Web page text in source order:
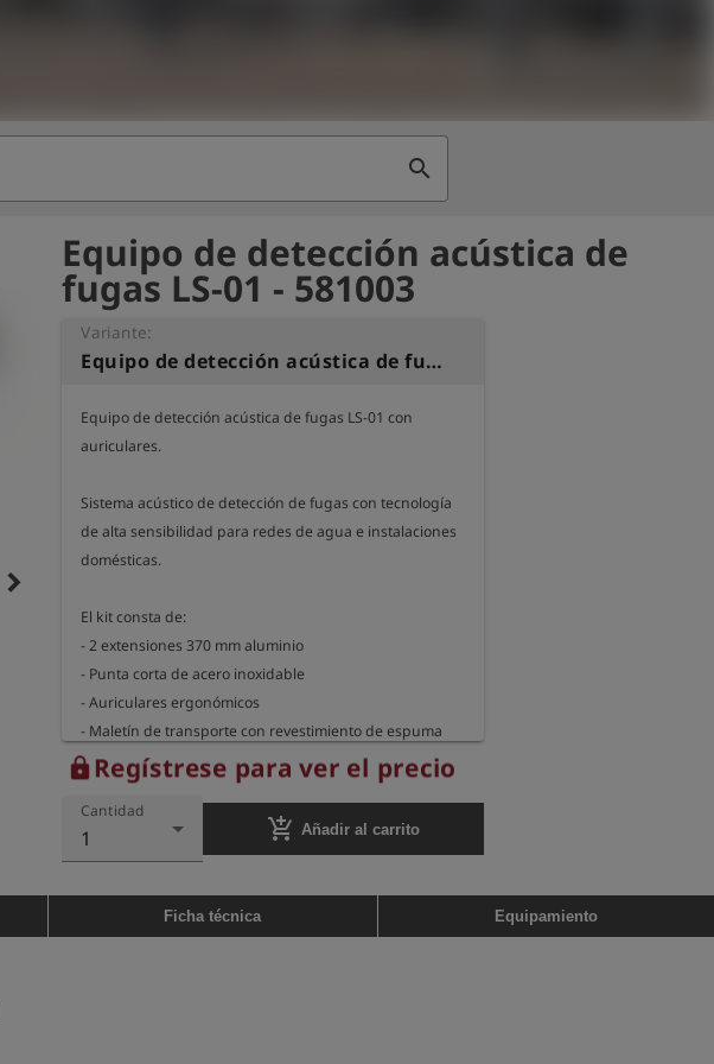
search
keyboard_arrow_right
Equipo de detección acústica de
fugas LS-01 - 581003
Variante:
Equipo de detección acústica de fugas LS-01 con auriculares
Equipo de detección acústica de fugas LS-01 con
auriculares.
Sistema acústico de detección de fugas con tecnología
de alta sensibilidad para redes de agua e instalaciones
domésticas.
El kit consta de:
- 2 extensiones 370 mm aluminio
- Punta corta de acero inoxidable
- Auriculares ergonómicos
- Maletín de transporte con revestimiento de espuma
lockRegístrese para ver el precio
Cantidad
1 add_shopping_cart Añadir al carrito
Ficha técnica Equipamiento